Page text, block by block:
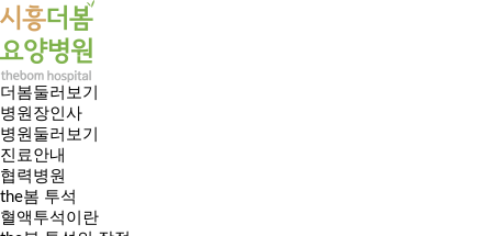
더봄둘러보기
병원장인사
병원둘러보기
진료안내
협력병원
the봄 투석
혈액투석이란